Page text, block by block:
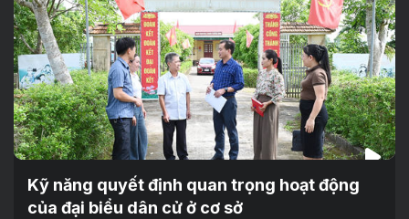
Kỹ năng quyết định quan trọng hoạt động
của đại biểu dân cử ở cơ sở